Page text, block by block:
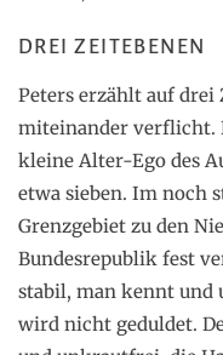
DREI ZEITEBENEN
Peters erzählt auf drei
miteinander verflicht.
kleine Alter-Ego des
etwa sieben. Im noch
Grenzgebiet zu den
Bundesrepublik fest
stabil, man kennt und
wird nicht geduldet.